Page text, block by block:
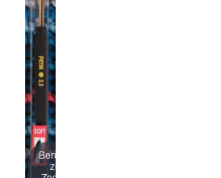
Berühren
zum